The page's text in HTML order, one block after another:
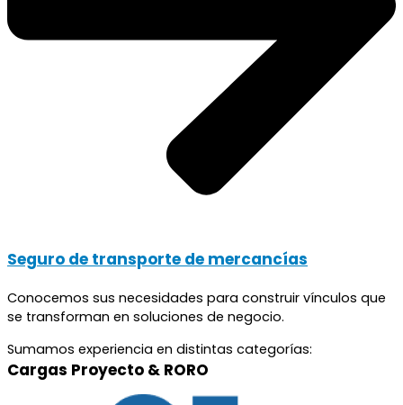
Seguro de transporte de mercancías
Conocemos sus necesidades para construir vínculos que
se transforman en soluciones de negocio.
Sumamos experiencia en distintas categorías:
Cargas Proyecto & RORO